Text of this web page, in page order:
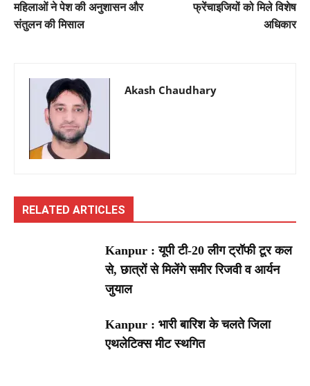
महिलाओं ने पेश की अनुशासन और
संतुलन की मिसाल
फ्रेंचाइजियों को मिले विशेष
अधिकार
Akash Chaudhary
RELATED ARTICLES
Kanpur : यूपी टी-20 लीग ट्रॉफी टूर कल
से, छात्रों से मिलेंगे समीर रिजवी व आर्यन
जुयाल
Kanpur : भारी बारिश के चलते जिला
एथलेटिक्स मीट स्थगित